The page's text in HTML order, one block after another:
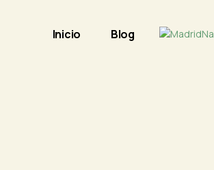
Inicio Blog